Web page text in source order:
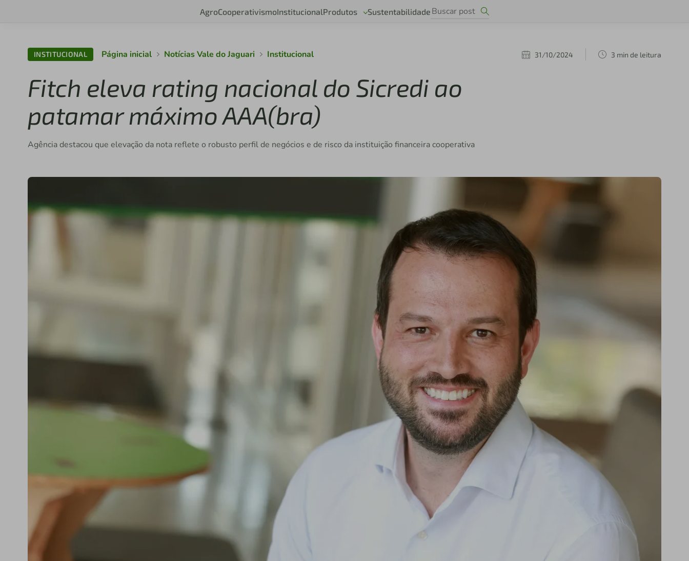
AgroCooperativismoInstitucionalProdutos Sustentabilidade
INSTITUCIONAL Página inicial Notícias Vale do Jaguari Institucional 31/10/2024 3 min de leitura
Fitch eleva rating nacional do Sicredi ao
patamar máximo AAA(bra)
Agência destacou que elevação da nota reflete o robusto perfil de negócios e de risco da instituição financeira cooperativa